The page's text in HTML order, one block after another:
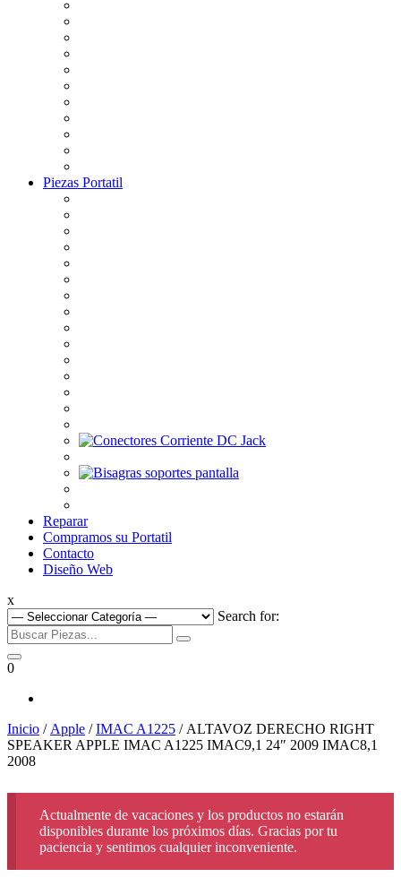
Piezas Portatil
Reparar
Compramos su Portatil
Contacto
Diseño Web
x
Search for:
0
Inicio / Apple /IMAC A1225 / ALTAVOZ DERECHO RIGHT
SPEAKER APPLE IMAC A1225 IMAC9,1 24″ 2009 IMAC8,1
2008
Actualmente de vacaciones y los productos no estarán
disponibles durante los próximos días. Gracias por tu
paciencia y sentimos cualquier inconveniente.